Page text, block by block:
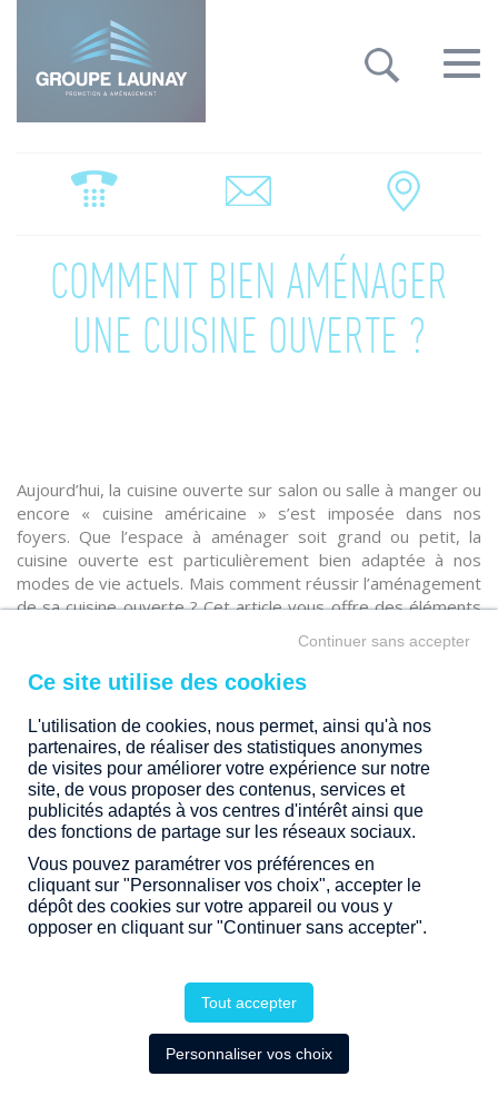
Toggle
COMMENT BIEN AMÉNAGER
UNE CUISINE OUVERTE ?
Aujourd’hui, la cuisine ouverte sur salon ou salle à manger ou
encore « cuisine américaine » s’est imposée dans nos
foyers. Que l’espace à aménager soit grand ou petit, la
cuisine ouverte est particulièrement bien adaptée à nos
modes de vie actuels. Mais comment réussir l’aménagement
de sa cuisine ouverte ? Cet article vous offre des éléments
AMÉNAGER LA CUISINE
Tout d’abord, une cuisine ouverte, qu’elle soit grande ou
L'utilisation de cookies, nous permet, ainsi qu'à nos
partenaires, de réaliser des statistiques anonymes
de visites pour améliorer votre expérience sur notre
site, de vous proposer des contenus, services et
publicités adaptés à vos centres d'intérêt ainsi que
des fonctions de partage sur les réseaux sociaux.
Vous pouvez paramétrer vos préférences en
cliquant sur "Personnaliser vos choix", accepter le
dépôt des cookies sur votre appareil ou vous y
opposer en cliquant sur "Continuer sans accepter".
Tout accepter
Continuer sans accepter
Personnaliser vos choix